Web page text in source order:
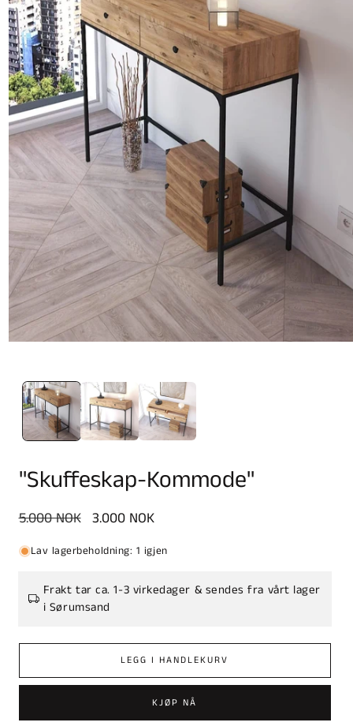
"Skuffeskap-Kommode"
Vanlig
pris
5.000 NOK Salgspris
3.000 NOK
Lav lagerbeholdning: 1 igjen
Frakt tar ca. 1-3 virkedager & sendes fra vårt lager
i Sørumsand
LEGG I HANDLEKURV
KJØP NÅ